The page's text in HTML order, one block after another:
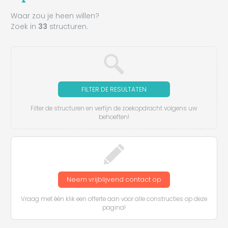
Waar zou je heen willen?
Zoek in 33 structuren.
FILTER DE RESULTATEN
Filter de structuren en verfijn de zoekopdracht volgens uw
behoeften!
Neem vrijblijvend contact op
Vraag met één klik een offerte aan voor alle constructies op deze
pagina!